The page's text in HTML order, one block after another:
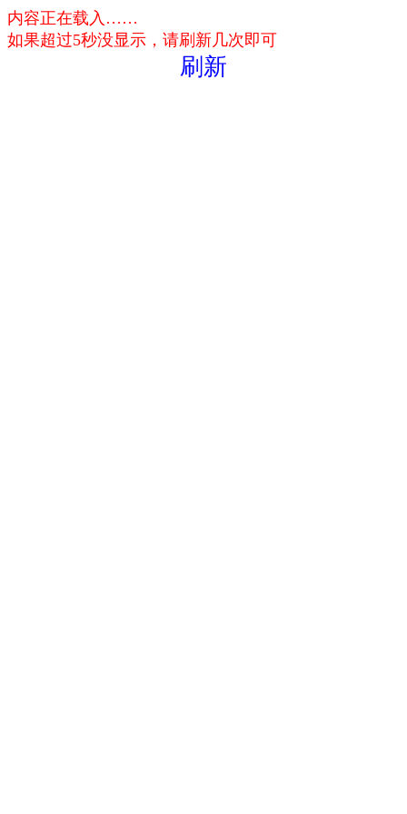
内容正在载入……
如果超过5秒没显示，请刷新几次即可
刷新